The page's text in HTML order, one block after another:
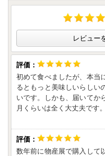
レビュー
初めて食べましたが、本当
るともっと美味しいらしい
いです。しかも、届いてか
月くらいは全く大丈夫です
数年前に物産展で購入して